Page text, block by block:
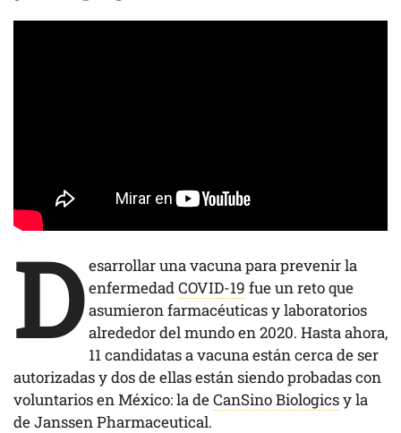
Desarrollar una vacuna para prevenir la
enfermedadCOVID-19 fue un reto que
asumieron farmacéuticas y laboratorios
alrededor del mundo en 2020. Hasta ahora,
11 candidatas a vacuna están cerca de ser
autorizadas y dos de ellas están siendo probadas con
voluntarios en México: la deCanSino Biologicsy la
de Janssen Pharmaceutical.